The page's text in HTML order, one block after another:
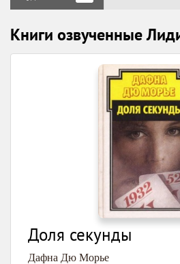
Книги озвученные
Доля секунды
Дафна Дю Морье